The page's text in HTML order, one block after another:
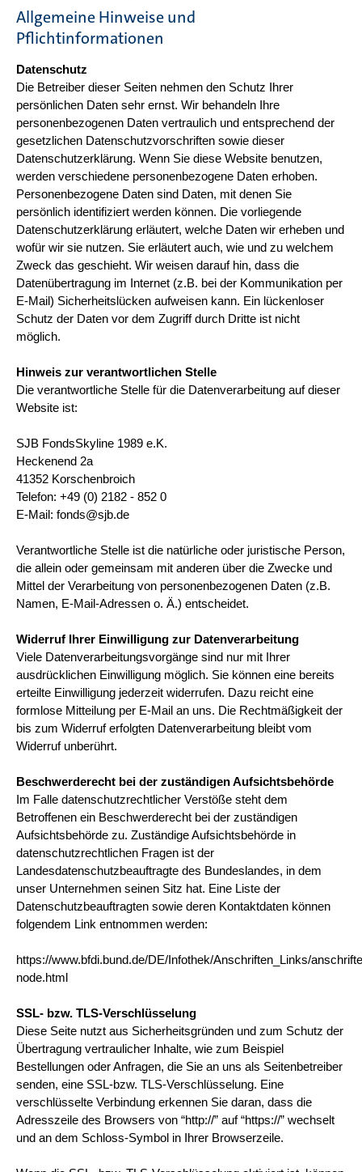
Allgemeine Hinweise und
Pflichtinformationen
Datenschutz
Die Betreiber dieser Seiten nehmen den Schutz Ihrer
persönlichen Daten sehr ernst. Wir behandeln Ihre
personenbezogenen Daten vertraulich und entsprechend der
gesetzlichen Datenschutzvorschriften sowie dieser
Datenschutzerklärung. Wenn Sie diese Website benutzen,
werden verschiedene personenbezogene Daten erhoben.
Personenbezogene Daten sind Daten, mit denen Sie
persönlich identifiziert werden können. Die vorliegende
Datenschutzerklärung erläutert, welche Daten wir erheben und
wofür wir sie nutzen. Sie erläutert auch, wie und zu welchem
Zweck das geschieht. Wir weisen darauf hin, dass die
Datenübertragung im Internet (z.B. bei der Kommunikation per
E-Mail) Sicherheitslücken aufweisen kann. Ein lückenloser
Schutz der Daten vor dem Zugriff durch Dritte ist nicht
möglich.
Hinweis zur verantwortlichen Stelle
Die verantwortliche Stelle für die Datenverarbeitung auf dieser
Website ist:
SJB FondsSkyline 1989 e.K.
Heckenend 2a
41352 Korschenbroich
Telefon: +49 (0) 2182 - 852 0
E-Mail: fonds@sjb.de
Verantwortliche Stelle ist die natürliche oder juristische Person,
die allein oder gemeinsam mit anderen über die Zwecke und
Mittel der Verarbeitung von personenbezogenen Daten (z.B.
Namen, E-Mail-Adressen o. Ä.) entscheidet.
Widerruf Ihrer Einwilligung zur Datenverarbeitung
Viele Datenverarbeitungsvorgänge sind nur mit Ihrer
ausdrücklichen Einwilligung möglich. Sie können eine bereits
erteilte Einwilligung jederzeit widerrufen. Dazu reicht eine
formlose Mitteilung per E-Mail an uns. Die Rechtmäßigkeit der
bis zum Widerruf erfolgten Datenverarbeitung bleibt vom
Widerruf unberührt.
Beschwerderecht bei der zuständigen Aufsichtsbehörde
Im Falle datenschutzrechtlicher Verstöße steht dem
Betroffenen ein Beschwerderecht bei der zuständigen
Aufsichtsbehörde zu. Zuständige Aufsichtsbehörde in
datenschutzrechtlichen Fragen ist der
Landesdatenschutzbeauftragte des Bundeslandes, in dem
unser Unternehmen seinen Sitz hat. Eine Liste der
Datenschutzbeauftragten sowie deren Kontaktdaten können
folgendem Link entnommen werden:
https://www.bfdi.bund.de/DE/Infothek/Anschriften_Links/
node.html
SSL- bzw. TLS-Verschlüsselung
Diese Seite nutzt aus Sicherheitsgründen und zum Schutz der
Übertragung vertraulicher Inhalte, wie zum Beispiel
Bestellungen oder Anfragen, die Sie an uns als Seitenbetreiber
senden, eine SSL-bzw. TLS-Verschlüsselung. Eine
verschlüsselte Verbindung erkennen Sie daran, dass die
Adresszeile des Browsers von “http://” auf “https://” wechselt
und an dem Schloss-Symbol in Ihrer Browserzeile.